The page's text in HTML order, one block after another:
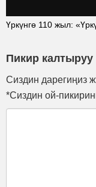
Үркүнгө 110 жыл:
Пикир калтыруу
Сиздин дарегиңиз
*Сиздин ой-